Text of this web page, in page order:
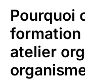
Pourquoi
formation
atelier